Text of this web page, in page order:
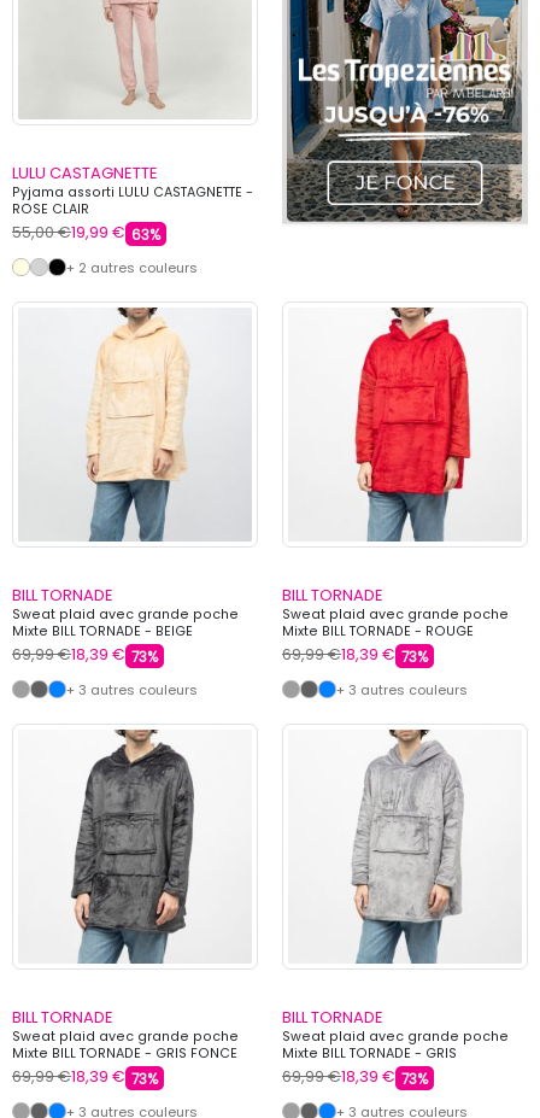
LULU CASTAGNETTE
Pyjama assorti LULU CASTAGNETTE -
ROSE CLAIR
55,00 €19,99 € 63%
+ 2 autres couleurs
BILL TORNADE
Sweat plaid avec grande poche
Mixte BILL TORNADE - BEIGE
69,99 €18,39 € 73%
+ 3 autres couleurs
BILL TORNADE
Sweat plaid avec grande poche
Mixte BILL TORNADE - ROUGE
69,99 €18,39 € 73%
+ 3 autres couleurs
BILL TORNADE
Sweat plaid avec grande poche
Mixte BILL TORNADE - GRIS FONCE
69,99 €18,39 € 73%
+ 3 autres couleurs
BILL TORNADE
Sweat plaid avec grande poche
Mixte BILL TORNADE - GRIS
69,99 €18,39 € 73%
+ 3 autres couleurs